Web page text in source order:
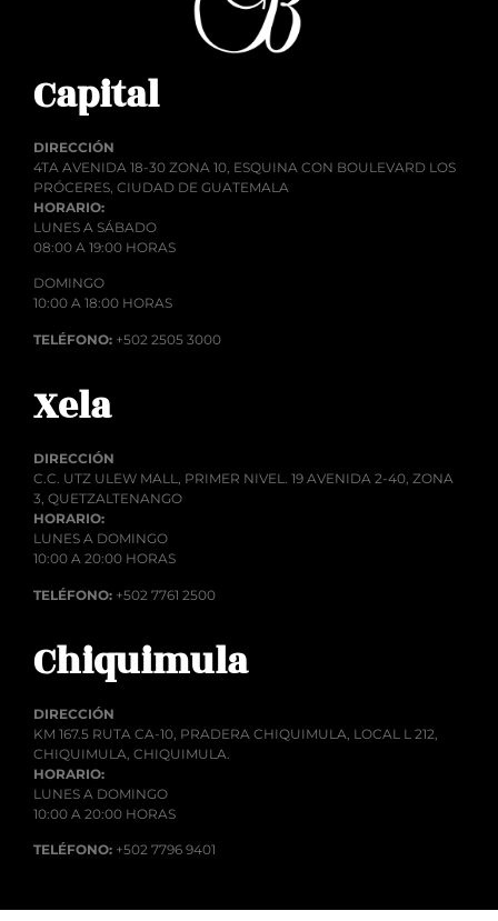
Capital
DIRECCIÓN
4TA AVENIDA 18-30 ZONA 10, ESQUINA CON BOULEVARD LOS
PRÓCERES, CIUDAD DE GUATEMALA
HORARIO:
LUNES A SÁBADO
08:00 A 19:00 HORAS
DOMINGO
10:00 A 18:00 HORAS
TELÉFONO: +502 2505 3000
Xela
DIRECCIÓN
C.C. UTZ ULEW MALL, PRIMER NIVEL. 19 AVENIDA 2-40, ZONA
3, QUETZALTENANGO
HORARIO:
LUNES A DOMINGO
10:00 A 20:00 HORAS
TELÉFONO: +502 7761 2500
Chiquimula
DIRECCIÓN
KM 167.5 RUTA CA-10, PRADERA CHIQUIMULA, LOCAL L 212,
CHIQUIMULA, CHIQUIMULA.
HORARIO:
LUNES A DOMINGO
10:00 A 20:00 HORAS
TELÉFONO: +502 7796 9401